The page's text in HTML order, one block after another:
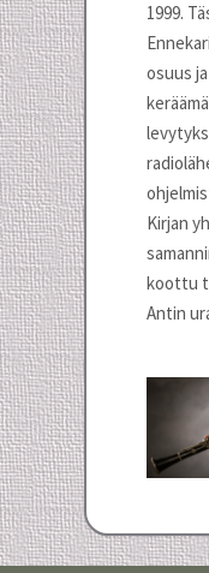
1999.
osuus
Kirjan
koottu
Antin